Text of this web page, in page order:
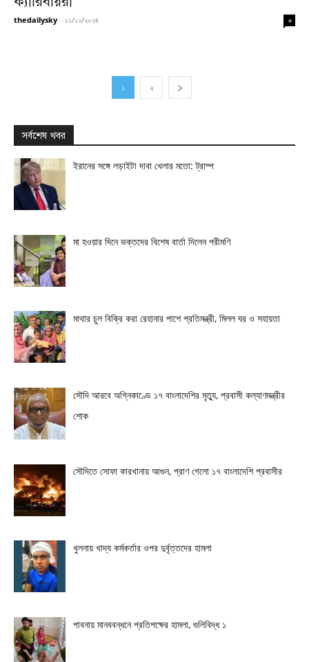
thedailysky - ১১/১২/২০২৪ ০
১ ২
সর্বশেষ খবর
ইরানের সঙ্গে লড়াইটা দাবা খেলার মতো: ট্রাম্প
মা হওয়ার দিনে ভক্তদের বিশেষ বার্তা দিলেন পরীমণি
মাথার চুল বিক্রি করা রেহানার পাশে প্রতিমন্ত্রী, মিলল ঘর ও সহায়তা
সৌদি আরবে অগ্নিকাণ্ডে ১৭ বাংলাদেশির মৃত্যু, প্রবাসী কল্যাণমন্ত্রীর
শোক
সৌদিতে সোফা কারখানায় আগুন, প্রাণ গেলো ১৭ বাংলাদেশি প্রবাসীর
খুলনায় খাদ্য কর্মকর্তার ওপর দুর্বৃত্তদের হামলা
পাবনায় মানববন্ধনে প্রতিপক্ষের হামলা, গুলিবিদ্ধ ১